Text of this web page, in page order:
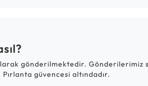
gönderilmektedir. Gönderilerimiz
güvencesi altındadır.